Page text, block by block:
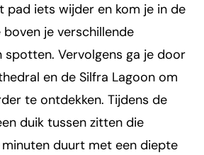
pad iets wijder en kom je in de
boven je verschillende
spotten. Vervolgens ga je door
en de Silfra Lagoon om
te ontdekken. Tijdens de
duik tussen zitten die
duurt met een diepte